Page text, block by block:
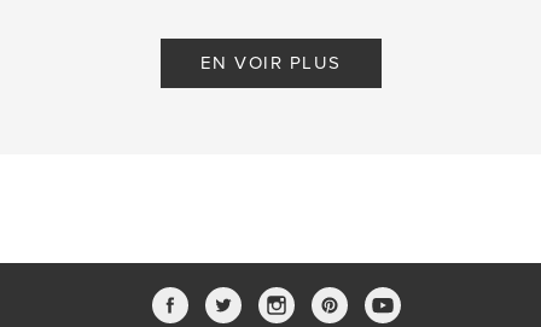
EN VOIR PLUS